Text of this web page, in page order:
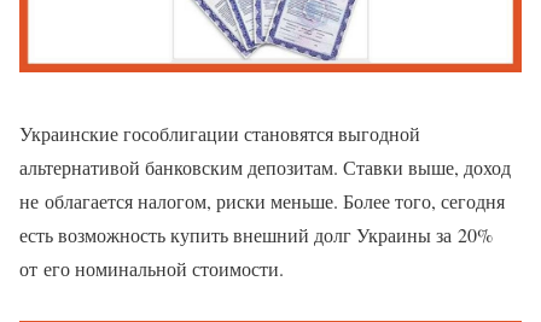
Украинские гособлигации становятся выгодной
альтернативой банковским депозитам. Ставки выше, доход
не облагается налогом, риски меньше. Более того, сегодня
есть возможность купить внешний долг Украины за 20%
от его номинальной стоимости.